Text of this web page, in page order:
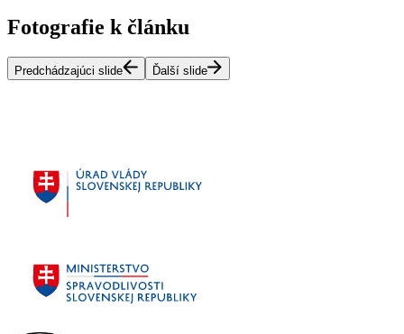
Fotografie k článku
Predchádzajúci slide Ďalší slide